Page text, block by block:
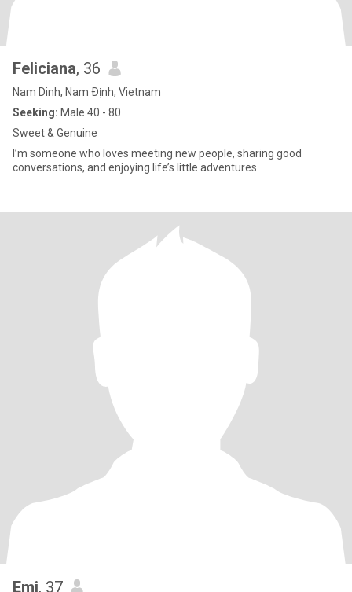
Feliciana, 36
Nam Dinh, Nam Ðịnh, Vietnam
Seeking: Male 40 - 80
Sweet & Genuine
I’m someone who loves meeting new people, sharing good
conversations, and enjoying life’s little adventures.
Emi, 37